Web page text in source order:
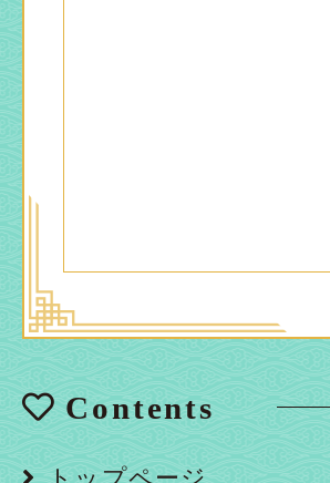
Contents
トップページ